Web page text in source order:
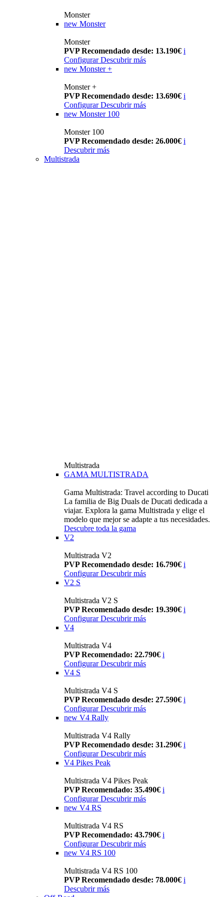
Monster
new Monster
Monster
PVP Recomendado desde: 13.190€ i
Configurar Descubrir más
new Monster +
Monster +
PVP Recomendado desde: 13.690€ i
Configurar Descubrir más
new Monster 100
Monster 100
PVP Recomendado desde: 26.000€ i
Descubrir más
Multistrada
Multistrada
GAMA MULTISTRADA
Gama Multistrada: Travel according to Ducati
La familia de Big Duals de Ducati dedicada a
viajar. Explora la gama Multistrada y elige el
modelo que mejor se adapte a tus necesidades.
Descubre toda la gama
V2
Multistrada V2
PVP Recomendado desde: 16.790€ i
Configurar Descubrir más
V2 S
Multistrada V2 S
PVP Recomendado desde: 19.390€ i
Configurar Descubrir más
V4
Multistrada V4
PVP Recomendado: 22.790€ i
Configurar Descubrir más
V4 S
Multistrada V4 S
PVP Recomendado desde: 27.590€ i
Configurar Descubrir más
new V4 Rally
Multistrada V4 Rally
PVP Recomendado desde: 31.290€ i
Configurar Descubrir más
V4 Pikes Peak
Multistrada V4 Pikes Peak
PVP Recomendado: 35.490€ i
Configurar Descubrir más
new V4 RS
Multistrada V4 RS
PVP Recomendado: 43.790€ i
ConfigurarDescubrir más
new V4 RS 100
Multistrada V4 RS 100
PVP Recomendado desde: 78.000€ i
Descubrir más